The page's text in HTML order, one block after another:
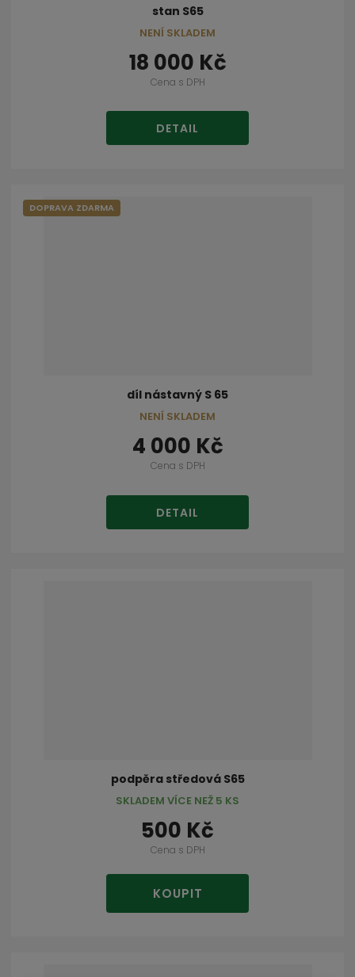
stan S65
18 000 Kč
Cena s DPH
DETAIL
NENÍ SKLADEM
DOPRAVA ZDARMA
díl nástavný S 65
4 000 Kč
Cena s DPH
DETAIL
NENÍ SKLADEM
podpěra středová S65
500 Kč
Cena s DPH
KOUPIT
SKLADEM VÍCE NEŽ 5 KS